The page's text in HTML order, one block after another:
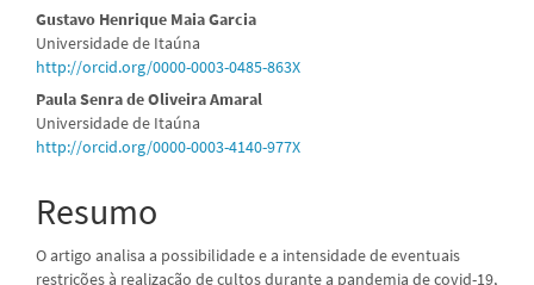
Conteúdo
do
artigo
principal
Gustavo Henrique Maia Garcia
Universidade de Itaúna
http://orcid.org/0000-0003-0485-863X
Paula Senra de Oliveira Amaral
Universidade de Itaúna
http://orcid.org/0000-0003-4140-977X
Resumo
O artigo analisa a possibilidade e a intensidade de eventuais
restrições à realização de cultos durante a pandemia de covid-19,